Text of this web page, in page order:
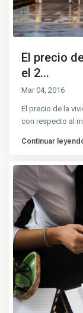
El precio
el 2...
Mar 04, 2016
El precio de la
con respecto al
Continuar